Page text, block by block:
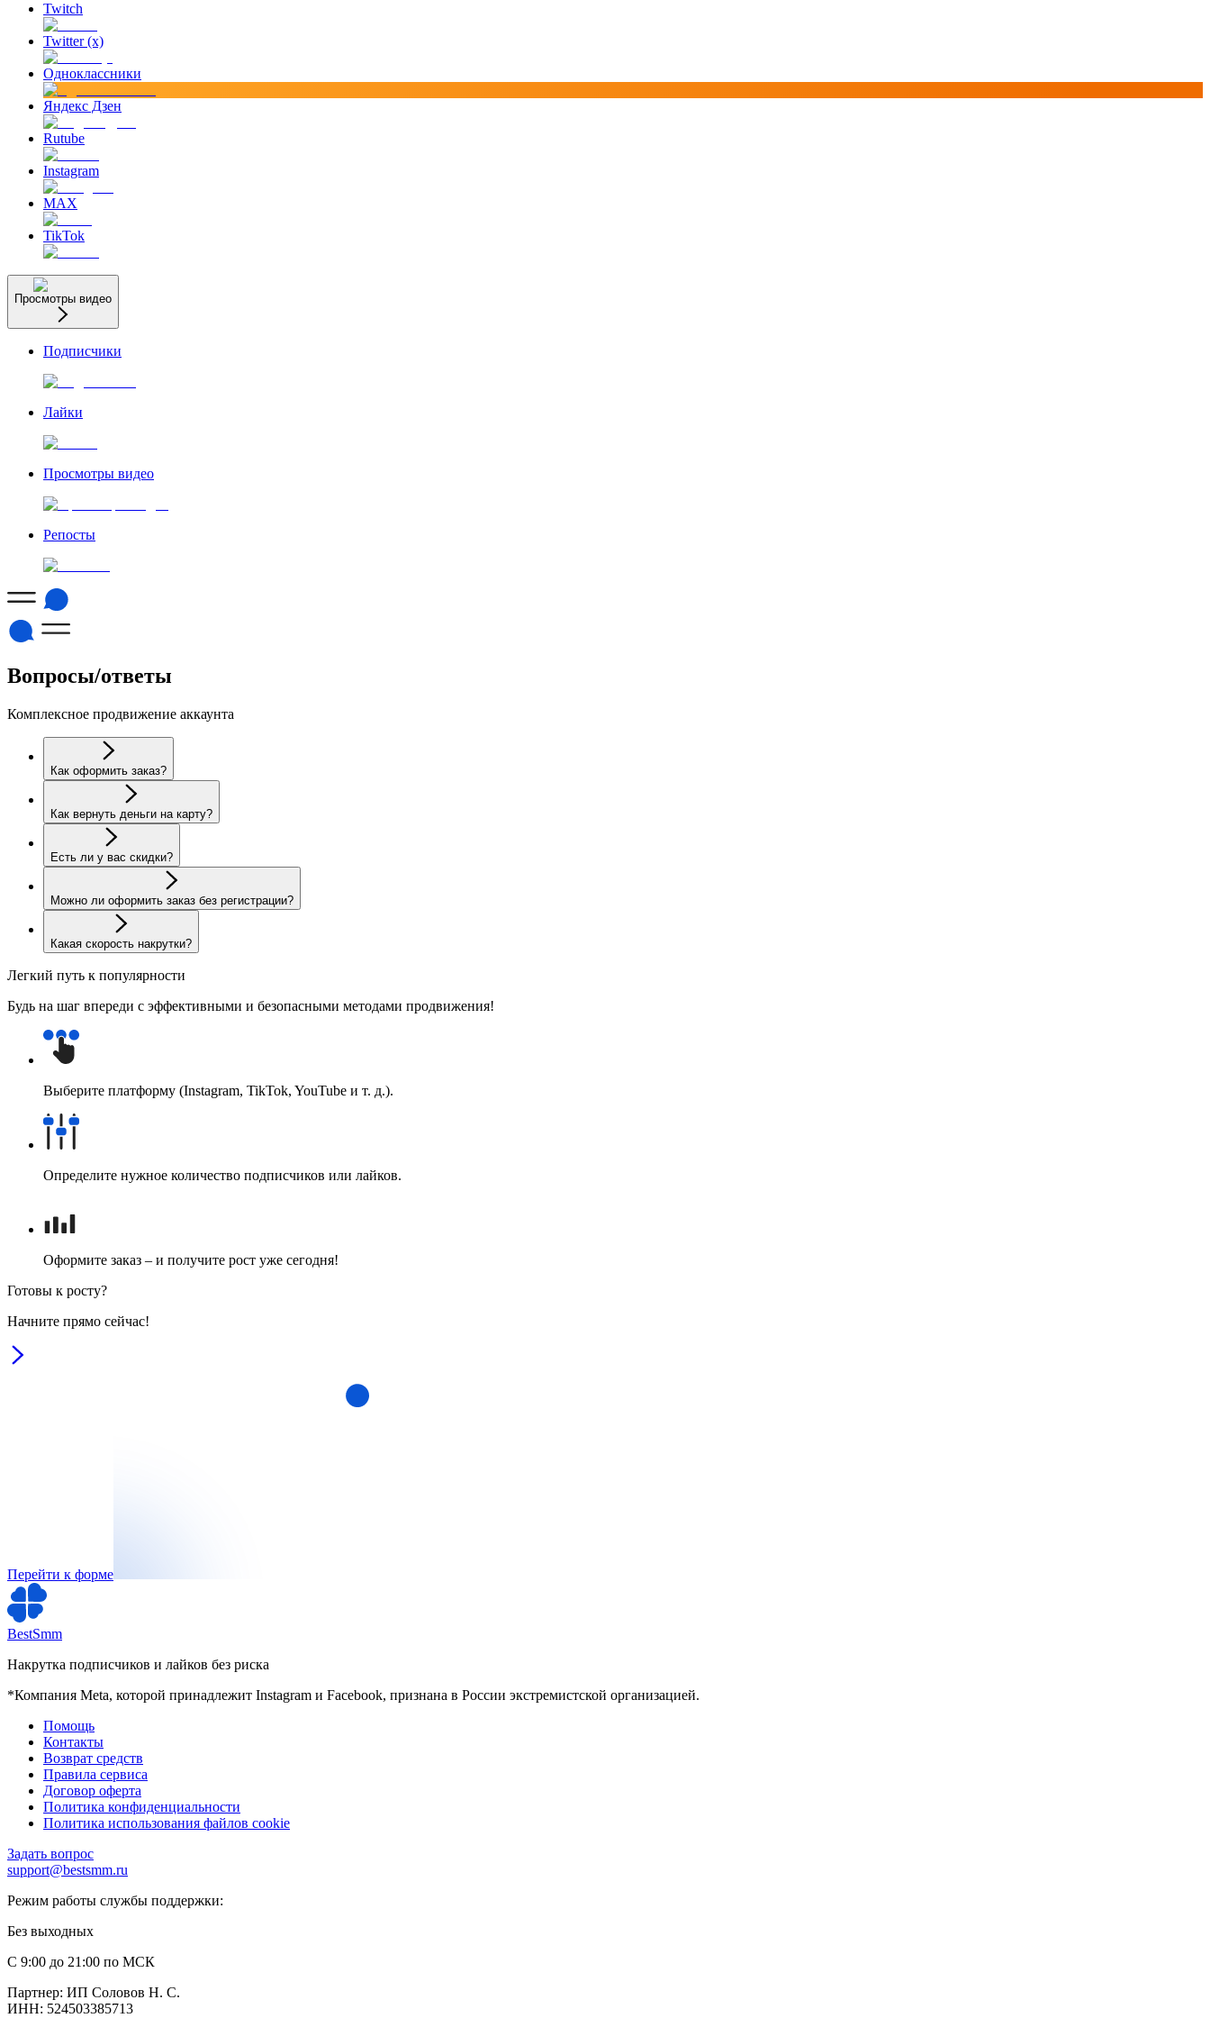
Twitch
Twitter (x)
Одноклассники
Яндекс Дзен
Rutube
Instagram
MAX
TikTok
Просмотры видео
Подписчики
Лайки
Просмотры видео
Репосты
Вопросы/ответы
Комплексное продвижение аккаунта
Как оформить заказ?
Как вернуть деньги на карту?
Есть ли у вас скидки?
Можно ли оформить заказ без регистрации?
Какая скорость накрутки?
Легкий путь к популярности
Будь на шаг впереди с эффективными и безопасными методами продвижения!
Выберите платформу (Instagram, TikTok, YouTube и т. д.).
Определите нужное количество подписчиков или лайков.
Оформите заказ – и получите рост уже сегодня!
Готовы к росту?
Начните прямо сейчас!
Перейти к форме
BestSmm
Накрутка подписчиков и лайков без риска
*Компания Meta, которой принадлежит Instagram и Facebook, признана в России экстремистской организацией.
Помощь
Контакты
Возврат средств
Правила сервиса
Договор оферта
Политика конфиденциальности
Политика использования файлов cookie
Задать вопрос
support@bestsmm.ru
Режим работы службы поддержки:
Без выходных
С 9:00 до 21:00 по МСК
Партнер: ИП Соловов Н. С.
ИНН: 524503385713